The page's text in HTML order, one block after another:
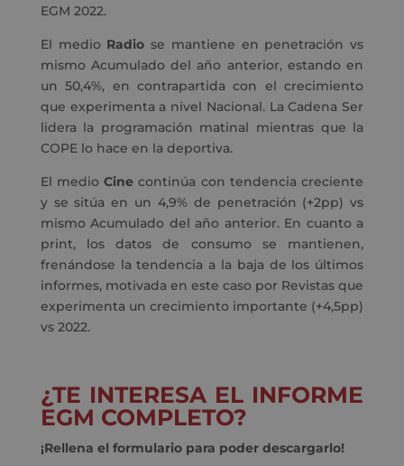
EGM 2022.
El medio Radio se mantiene en penetración vs
mismo Acumulado del año anterior, estando en
un 50,4%, en contrapartida con el crecimiento
que experimenta a nivel Nacional. La Cadena Ser
lidera la programación matinal mientras que la
COPE lo hace en la deportiva.
El medioCine continúa con tendencia creciente
y se sitúa en un 4,9% de penetración (+2pp) vs
mismo Acumulado del año anterior. En cuanto a
print, los datos de consumo se mantienen,
frenándose la tendencia a la baja de los últimos
informes, motivada en este caso por Revistas que
experimenta un crecimiento importante (+4,5pp)
vs 2022.
¿TE INTERESA EL INFORME
EGM COMPLETO?
¡Rellena el formulario para poder descargarlo!